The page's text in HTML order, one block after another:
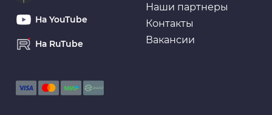
Для ремонта
Наши партнеры
Контакты
Вакансии
На YouTube
На RuTube